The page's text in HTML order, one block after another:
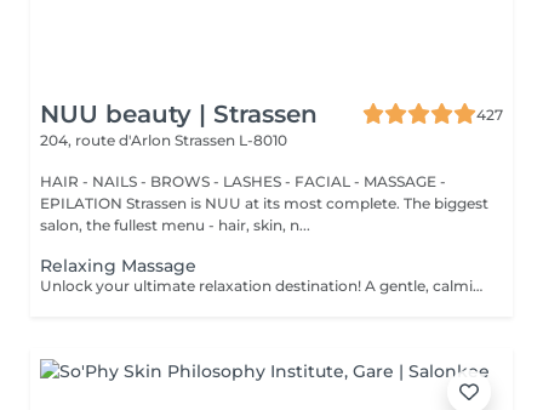
NUU beauty | Strassen
427
204, route d'Arlon Strassen L-8010
HAIR - NAILS - BROWS - LASHES - FACIAL - MASSAGE -
EPILATION Strassen is NUU at its most complete. The biggest
salon, the fullest menu - hair, skin, n...
Relaxing Massage
Unlock your ultimate relaxation destination! A gentle, calming experience designed to soothe the nervous system and melt away daily stress. Long, flowing strokes, soft pressure, and calming aromas help you drift into deep relaxation and leave you feeling refreshed, rebalanced, and renewed. Age restrictions: there are no age restrictions for this procedure. Post procedure recommendations: do not do sport and any sharp movements 2-3 hours after the procedure. Frequency: 1-2 times per week, 10 times in total. Repeat once in 3-6 months.